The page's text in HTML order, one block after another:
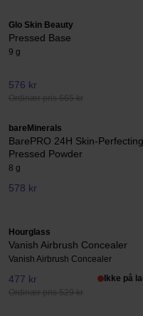
Glo Skin Beauty
Pressed Base
9 g
576 kr
Ordinær pris 665 kr
bareMinerals
BarePRO 24H Skin-Perfecting
Pressed Powder
8 g
578 kr
Hourglass
Vanish Airbrush Concealer
Vanish Airbrush Concealer
477 kr
Ordinær pris 529 kr
Ikke på